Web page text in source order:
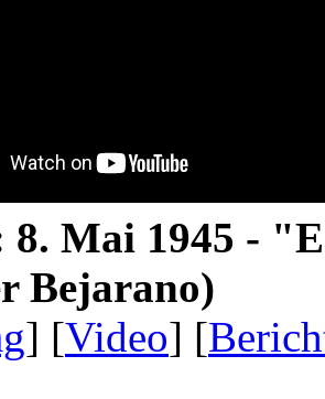
8. Mai 1945 -
Bejarano)
] [Video] [